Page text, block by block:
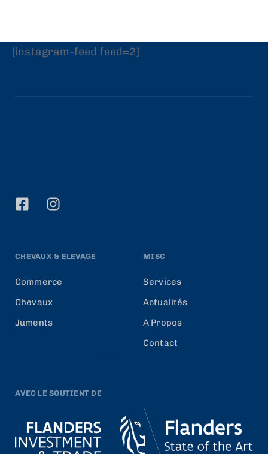
[instagram-feed feed=2]
CHEVAUX & ELEVAGE
Commerce
Chevaux
Juments
MISC
Services
Actualités
A Propos
Contact
AVEC LE SOUTIENT DE